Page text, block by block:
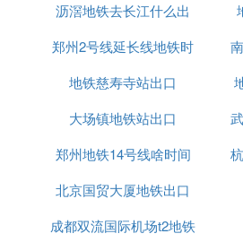
据2017年10月官网信息显示，
有2条，分别为：1号线、2号线
有3条，分别为4号线、9号线、
余公里、车站80余座。
运量29917.9万乘次。 2015年
营里程达到553.4万列公里，客
沥滘地铁去长江什么出
口
郑州2号线延长线地铁时
间表
地铁慈寿寺站出口
大场镇地铁站出口
郑州地铁14号线啥时间
开通
北京国贸大厦地铁出口
成都双流国际机场t2地铁